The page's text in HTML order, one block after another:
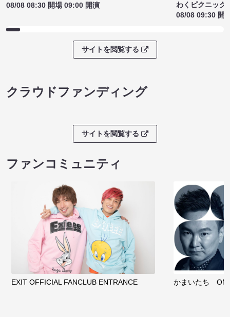
08/08 08:30 開場 09:00 開演
わくピクニック
08/08 09:30 開
サイトを閲覧する
クラウドファンディング
サイトを閲覧する
ファンコミュニティ
EXIT OFFICIAL FANCLUB ENTRANCE かまいたち